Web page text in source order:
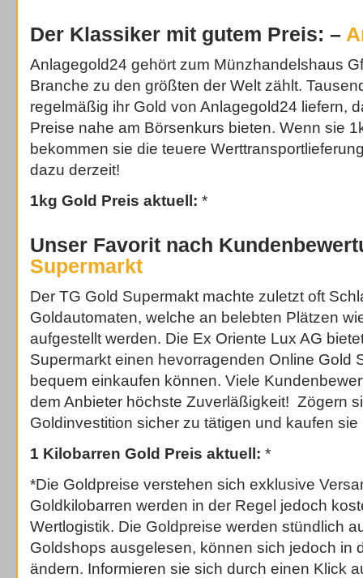
Der Klassiker mit gutem Preis: –
Anlagegold24 gehört zum Münzhandelshaus
Branche zu den größten der Welt zählt.
regelmäßig ihr Gold von Anlagegold24 liefern,
Preise nahe am Börsenkurs bieten. Wenn sie
bekommen sie die teuere
dazu derzeit!
1kg Gold Preis aktuell: *
Unser Favorit nach
Supermarkt
Der TG Gold Supermakt machte zuletzt oft
Goldautomaten, welche an belebten Plätzen
aufgestellt werden. Die Ex Oriente Lux AG
Supermarkt einen hevorragenden Online Gold
bequem einkaufen können. Viele
dem Anbieter höchste Zuverläßigkeit! Zögern
Goldinvestition sicher zu tätigen und kaufen sie
1 Kilobarren Gold Preis aktuell: *
*Die Goldpreise verstehen sich exklusive
Goldkilobarren werden in der Regel jedoch
Wertlogistik. Die Goldpreise werden stündlich
Goldshops ausgelesen, können sich jedoch in
ändern. Informieren sie sich durch einen Klick